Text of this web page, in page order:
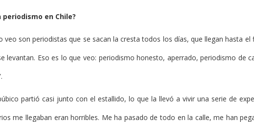
en Chile?
son periodistas que se sacan la cresta todos los días, que llegan hasta el
levantan. Eso es lo que veo: periodismo honesto, aperrado, periodismo de
partió casi junto con el estallido, lo que la llevó a vivir una serie de
me llegaban eran horribles. Me ha pasado de todo en la calle, me han